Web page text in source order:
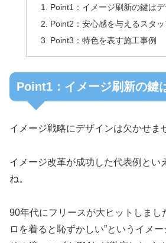
Point1：イメージ刷新の鍵は
Point2：安心感を与えるスタ
Point3：特色を表す施工事例
Point1：イメージ刷新の鍵
イメージ戦略にデザインは欠かせま
イメージ改革が成功した代表例とい
ね。
90年代にフリースが大ヒットしまし
ロを着ると恥ずかしい”というイメー